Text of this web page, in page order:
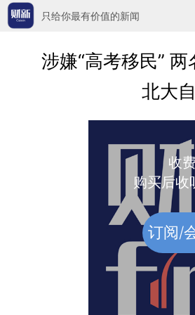
只给你最有价值的新闻
涉嫌“高考移民”
北大
收
购买后收
订阅/